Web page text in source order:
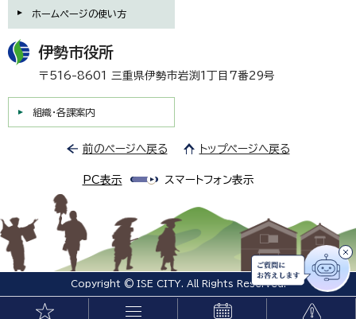
ホームページの使い方
伊勢市役所
〒516-8601 三重県伊勢市岩渕1丁目7番29号
組織・各課案内
前のページへ戻る トップページへ戻る
PC表示 スマートフォン表示
Copyright © ISE CITY. All Rights Reserved.